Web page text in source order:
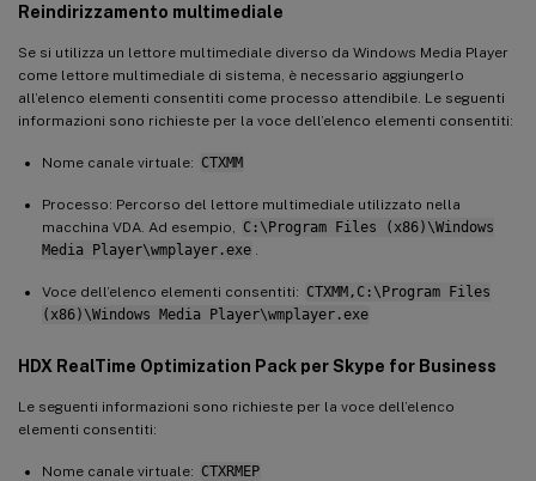
Reindirizzamento multimediale
Se si utilizza un lettore multimediale diverso da Windows Media Player
come lettore multimediale di sistema, è necessario aggiungerlo
all’elenco elementi consentiti come processo attendibile. Le seguenti
informazioni sono richieste per la voce dell’elenco elementi consentiti:
Nome canale virtuale: CTXMM
Processo: Percorso del lettore multimediale utilizzato nella
macchina VDA. Ad esempio,
C:\Program Files (x86)\Windows
Media Player\wmplayer.exe
Voce dell’elenco elementi consentiti: CTXMM,C:\Program Files
(x86)\Windows Media Player\wmplayer.exe
HDX RealTime Optimization Pack per Skype for Business
Le seguenti informazioni sono richieste per la voce dell’elenco
elementi consentiti:
Nome canale virtuale: CTXRMEP